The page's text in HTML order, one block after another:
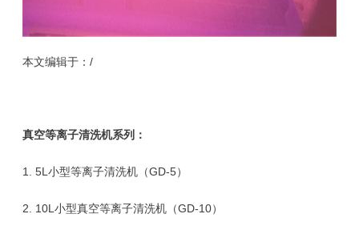
本文编辑于： /
真空等离子清洗机系列：
1. 5L小型等离子清洗机（GD-5）
2. 10L小型真空等离子清洗机（GD-10）